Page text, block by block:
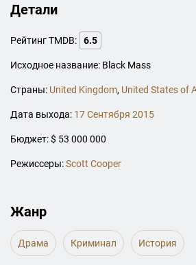
Детали
Рейтинг TMDB: 6.5
Исходное название: Black Mass
Страны: United Kingdom, United States of
Дата выхода: 17 Сентября 2015
Бюджет: $ 53 000 000
Режиссеры:Scott Cooper
Жанр
Драма Криминал История